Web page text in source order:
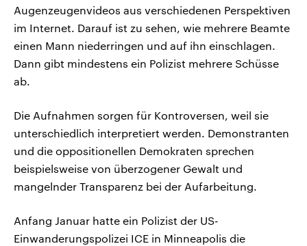
Augenzeugenvideos aus verschiedenen Perspektiven
im Internet. Darauf ist zu sehen, wie mehrere Beamte
einen Mann niederringen und auf ihn einschlagen.
Dann gibt mindestens ein Polizist mehrere Schüsse
ab.
Die Aufnahmen sorgen für Kontroversen, weil sie
unterschiedlich interpretiert werden. Demonstranten
und die oppositionellen Demokraten sprechen
beispielsweise von überzogener Gewalt und
mangelnder Transparenz bei der Aufarbeitung.
Anfang Januar hatte ein Polizist der US-
Einwanderungspolizei ICE in Minneapolis die